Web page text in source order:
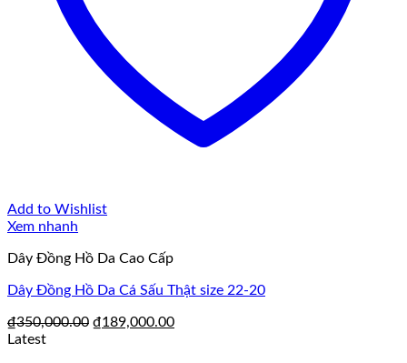
Add to Wishlist
Xem nhanh
Dây Đồng Hồ Da Cao Cấp
Dây Đồng Hồ Da Cá Sấu Thật size 22-20
₫350,000.00 Giá
₫189,000.00Giá
Latest